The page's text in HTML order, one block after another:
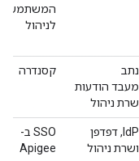
המשתמש
לניהול
נתב
מעבד הודעות
שרת ניהול
קסנדרה
IdP, דפדפן
ושרת ניהול
SSO ב-
Apigee